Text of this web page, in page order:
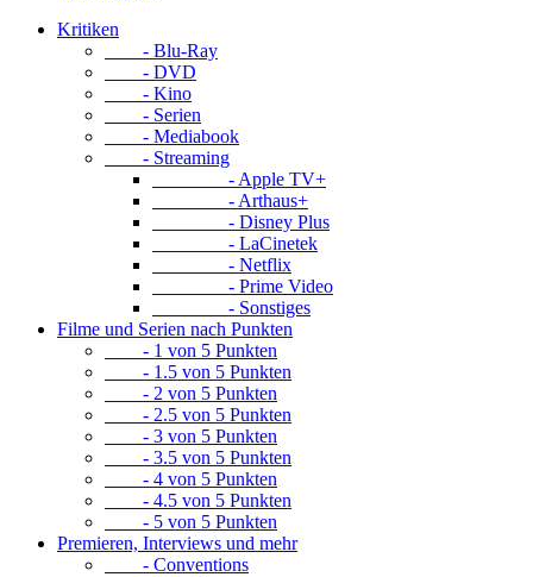
Kritiken
- Blu-Ray
- DVD
- Kino
- Serien
- Mediabook
- Streaming
- Apple TV+
- Arthaus+
- Disney Plus
- LaCinetek
- Netflix
- Prime Video
- Sonstiges
Filme und Serien nach Punkten
- 1 von 5 Punkten
- 1.5 von 5 Punkten
- 2 von 5 Punkten
- 2.5 von 5 Punkten
- 3 von 5 Punkten
- 3.5 von 5 Punkten
- 4 von 5 Punkten
- 4.5 von 5 Punkten
- 5 von 5 Punkten
Premieren, Interviews und mehr
- Conventions